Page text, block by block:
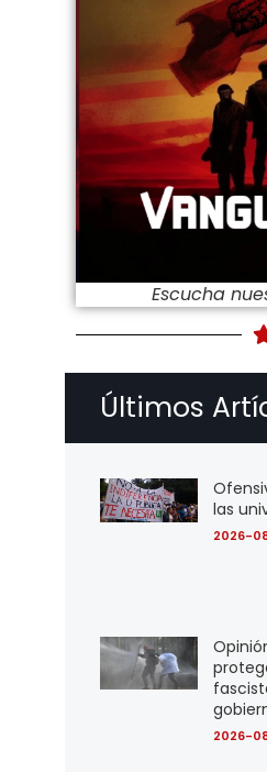
Escucha
Últimos
las
2026-
2026-